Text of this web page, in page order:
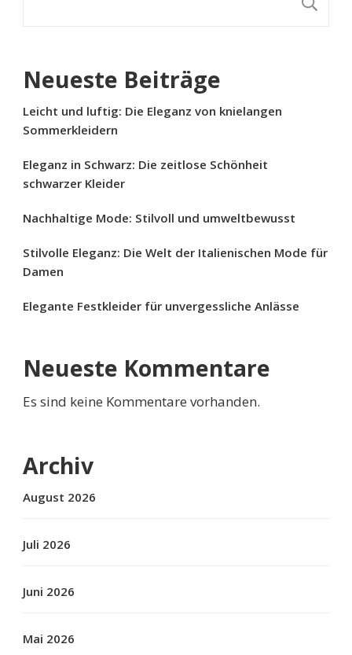
Neueste Beiträge
Leicht und luftig: Die Eleganz von knielangen
Sommerkleidern
Eleganz in Schwarz: Die zeitlose Schönheit
schwarzer Kleider
Nachhaltige Mode: Stilvoll und umweltbewusst
Stilvolle Eleganz: Die Welt der Italienischen Mode für
Damen
Elegante Festkleider für unvergessliche Anlässe
Neueste Kommentare
Es sind keine Kommentare vorhanden.
Archiv
August 2026
Juli 2026
Juni 2026
Mai 2026